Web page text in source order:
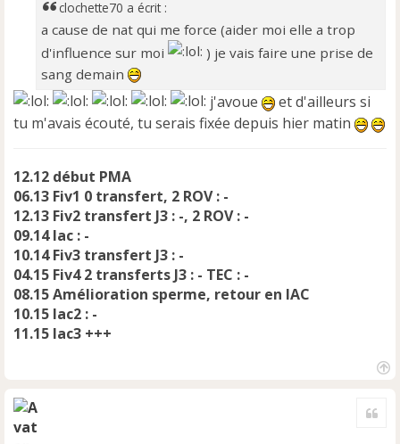
n
l
u
clochette70 a écrit :
a cause de nat qui me force (aider moi elle a trop
d'influence sur moi
) je vais faire une prise de
sang demain
j'avoue
et d'ailleurs si
tu m'avais écouté, tu serais fixée depuis hier matin
12.12 début PMA
06.13 Fiv1 0 transfert, 2 ROV : -
12.13 Fiv2 transfert J3 : -, 2 ROV : -
09.14 Iac : -
10.14 Fiv3 transfert J3 : -
04.15 Fiv4 2 transferts J3 : - TEC : -
08.15 Amélioration sperme, retour en IAC
10.15 Iac2 : -
11.15 Iac3 +++